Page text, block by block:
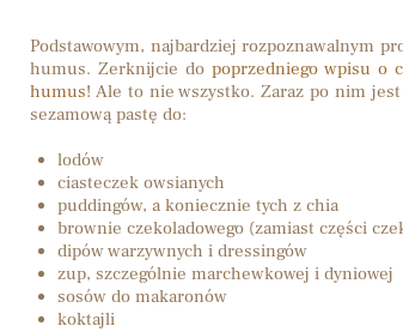
Podstawowym, najbardziej rozpoznawalnym
humus. Zerknijcie do poprzedniego wpisu o
humus! Ale to nie wszystko. Zaraz po nim
sezamową pastę do:
lodów
ciasteczek owsianych
puddingów, a koniecznie tych z chia
brownie czekoladowego (zamiast części
dipów warzywnych i dressingów
zup, szczególnie marchewkowej i dyniowej
sosów do makaronów
koktajli